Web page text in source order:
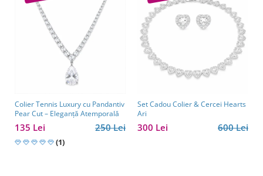
Colier Tennis Luxury cu Pandantiv
Pear Cut – Eleganță Atemporală
250 Lei
135 Lei
(1)
Set Cadou Colier & Cercei Hearts
Ari
600 Lei
300 Lei